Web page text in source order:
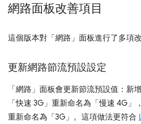
網路面板改善項目
這個版本對「網路」 面板進行了多項改
更新網路節流預設設定
「網路」 面板會更新節流預設值：新
「快速 3G」 重新命名為「慢速 4G」
重新命名為「3G」 。這項做法更符合